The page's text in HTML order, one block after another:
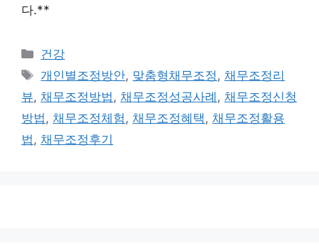
다.**
카
테
고
리
건강
태
그
개인별조정방안, 맞춤형채무조정 , 채무조정리
뷰, 채무조정방법 , 채무조정성공사례 , 채무조정신청
방법 , 채무조정체험 , 채무조정혜택 , 채무조정활용
법 , 채무조정후기